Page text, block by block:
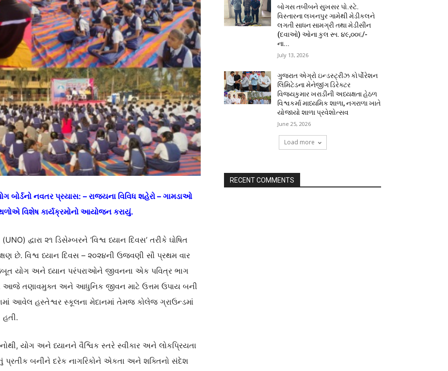
બોર્ડનો નવતર પ્રયાસ: – રાજ્યના વિવિધ શહેરો – ગામડાઓ
વિશેષ કાર્યક્રમોનો આયોજન કરાયું.
દ્વારા ૨૧ ડિસેમ્બરને ‘વિશ્વ ધ્યાન દિવસ’ તરીકે ઘોષિત
છે. વિશ્વ ધ્યાન દિવસ – ૨૦૨૪ની ઉજવણી સૌ પ્રથમ વાર
યોગ અને ધ્યાન પરંપરાઓને જીવનના એક પવિત્ર ભાગ
આજે તણાવમુક્ત અને આધુનિક જીવન માટે ઉત્તમ ઉપાય બની
આવેલ હસ્તેશ્વર સ્કૂલના મેદાનમાં તેમજ કોલેજ ગ્રાઉન્ડમાં
હતી.
યોગ અને ધ્યાનને વૈશ્વિક સ્તરે સ્વીકાર અને લોકપ્રિયતા
બનીને દરેક નાગરિકોને એકતા અને શક્તિનો સંદેશ
બોગસ તબીબને સુખસર પો.સ્ટે.
વિસ્તારના લખનપુર ગામેથી મેડીકલને
લગતી સાધન સામગ્રી તથા મેડીસીન
(દવાઓ) ઓના કુલ રૂા. ૪૯,૦૦૬/-
ના...
July 13, 2026
ગુજરાત એગ્રો ઇન્ડસ્ટ્રીઝ કોર્પોરેશન
લિમિટેડના મેનેજીંગ ડિરેક્ટર
વિજયકુમાર ખરાડીની અધ્યક્ષતા હેઠળ
વિશ્વકર્મા માધ્યમિક શાળા, નગરાળા ખાતે
યોજાયો શાળા પ્રવેશોત્સવ
June 25, 2026
Load more
RECENT COMMENTS